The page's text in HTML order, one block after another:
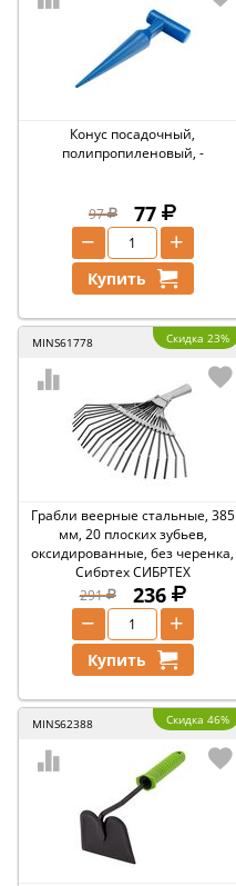
Конус посадочный,
полипропиленовый, -
97 77
+
−
Купить
MINS61778 Скидка 23%
Грабли веерные стальные, 385
мм, 20 плоских зубьев,
оксидированные, без черенка,
Сибртех СИБРТЕХ
291
236
+
−
Купить
MINS62388 Скидка 46%